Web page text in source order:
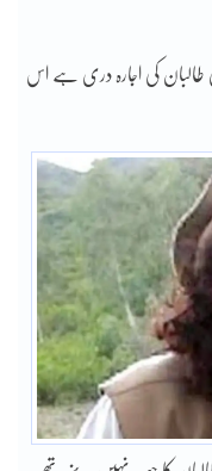
طالبان کی اجارہ دری ہے اس